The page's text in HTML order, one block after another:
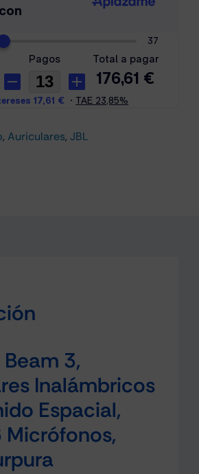
, Auriculares, JBL
3,
Inalámbricos
Espacial,
Micrófonos,